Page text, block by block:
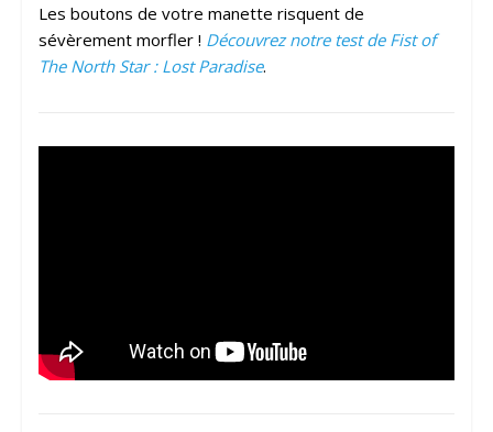
Les boutons de votre manette risquent de
sévèrement morfler ! Découvrez notre test de Fist of
The North Star : Lost Paradise.